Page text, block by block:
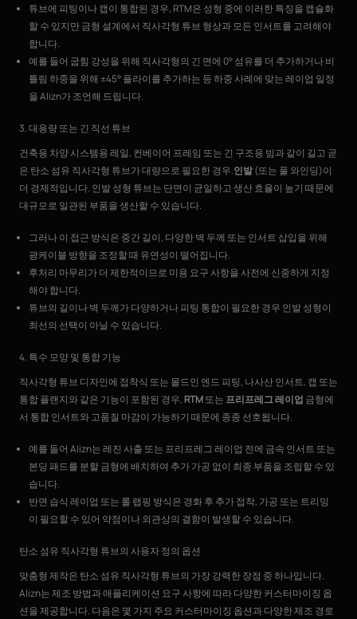
튜브에 피팅이나 캡이 통합된 경우, RTM은 성형 중에 이러한 특징을 캡슐화
할 수 있지만 금형 설계에서 직사각형 튜브 형상과 모든 인서트를 고려해야
합니다.
예를 들어 굽힘 강성을 위해 직사각형의 긴 면에 0° 섬유를 더 추가하거나 비
틀림 하중을 위해 ±45° 플라이를 추가하는 등 하중 사례에 맞는 레이업 일정
을 Alizn가 조언해 드립니다.
3. 대용량 또는 긴 직선 튜브
건축용 차양 시스템용 레일, 컨베이어 프레임 또는 긴 구조용 빔과 같이 길고 곧
은 탄소 섬유 직사각형 튜브가 대량으로 필요한 경우.인발(또는 풀 와인딩)이
더 경제적입니다. 인발 성형 튜브는 단면이 균일하고 생산 효율이 높기 때문에
대규모로 일관된 부품을 생산할 수 있습니다.
그러나 이 접근 방식은 중간 길이, 다양한 벽 두께 또는 인서트 삽입을 위해
광케이블 방향을 조정할 때 유연성이 떨어집니다.
후처리 마무리가 더 제한적이므로 미용 요구 사항을 사전에 신중하게 지정
해야 합니다.
튜브의 길이나 벽 두께가 다양하거나 피팅 통합이 필요한 경우 인발 성형이
최선의 선택이 아닐 수 있습니다.
4. 특수 모양 및 통합 기능
직사각형 튜브 디자인에 접착식 또는 몰드인 엔드 피팅, 나사산 인서트, 캡 또는
통합 플랜지와 같은 기능이 포함된 경우, RTM또는 프리프레그 레이업 금형에
서 통합 인서트와 고품질 마감이 가능하기 때문에 종종 선호됩니다.
예를 들어 Alizn는 레진 사출 또는 프리프레그 레이업 전에 금속 인서트 또는
본딩 패드를 분할 금형에 배치하여 추가 가공 없이 최종 부품을 조립할 수 있
습니다.
반면 습식 레이업 또는 롤 랩핑 방식은 경화 후 추가 접착, 가공 또는 트리밍
이 필요할 수 있어 약점이나 외관상의 결함이 발생할 수 있습니다.
탄소 섬유 직사각형 튜브의 사용자 정의 옵션
맞춤형 제작은 탄소 섬유 직사각형 튜브의 가장 강력한 장점 중 하나입니다.
Alizn는 제조 방법과 애플리케이션 요구 사항에 따라 다양한 커스터마이징 옵
션을 제공합니다. 다음은 몇 가지 주요 커스터마이징 옵션과 다양한 제조 경로